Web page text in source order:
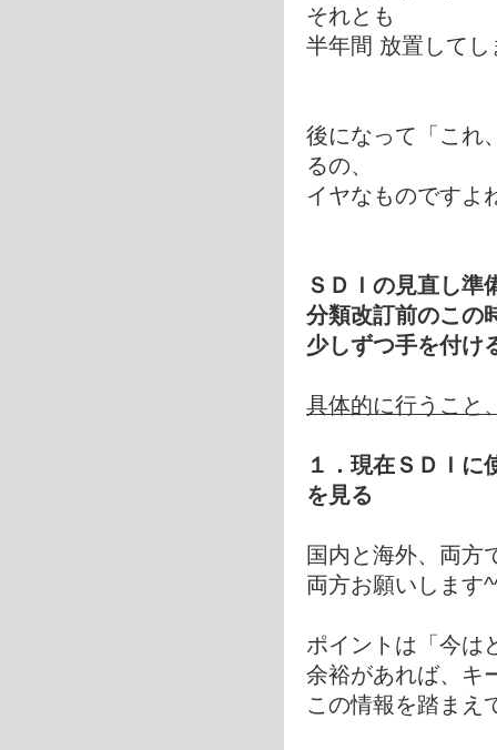
それとも
半年間 放置してし
後になって「これ
るの、
イヤなものですよ
ＳＤＩの見直し準
分類改訂前のこの
少しずつ手を付け
具体的に行うこと
１．現在ＳＤＩに
を見る
国内と海外、両方
両方お願いします
ポイントは「今は
余裕があれば、キ
この情報を踏まえ